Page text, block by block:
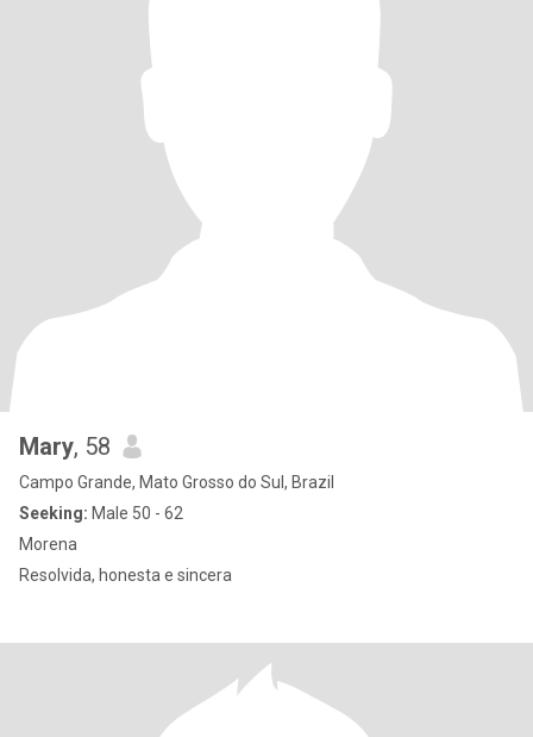
Mary, 58
Campo Grande, Mato Grosso do Sul, Brazil
Seeking: Male 50 - 62
Morena
Resolvida, honesta e sincera